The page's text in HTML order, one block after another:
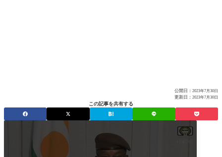
公開日： 2023年7月30日
更新日： 2023年7月30日
この記事を共有する